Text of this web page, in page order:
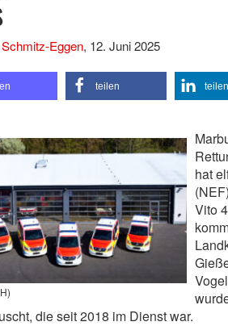
Eggen, 12. Juni 2025
teilen teilen
hat
Vito
die seit 2018 im Dienst war.